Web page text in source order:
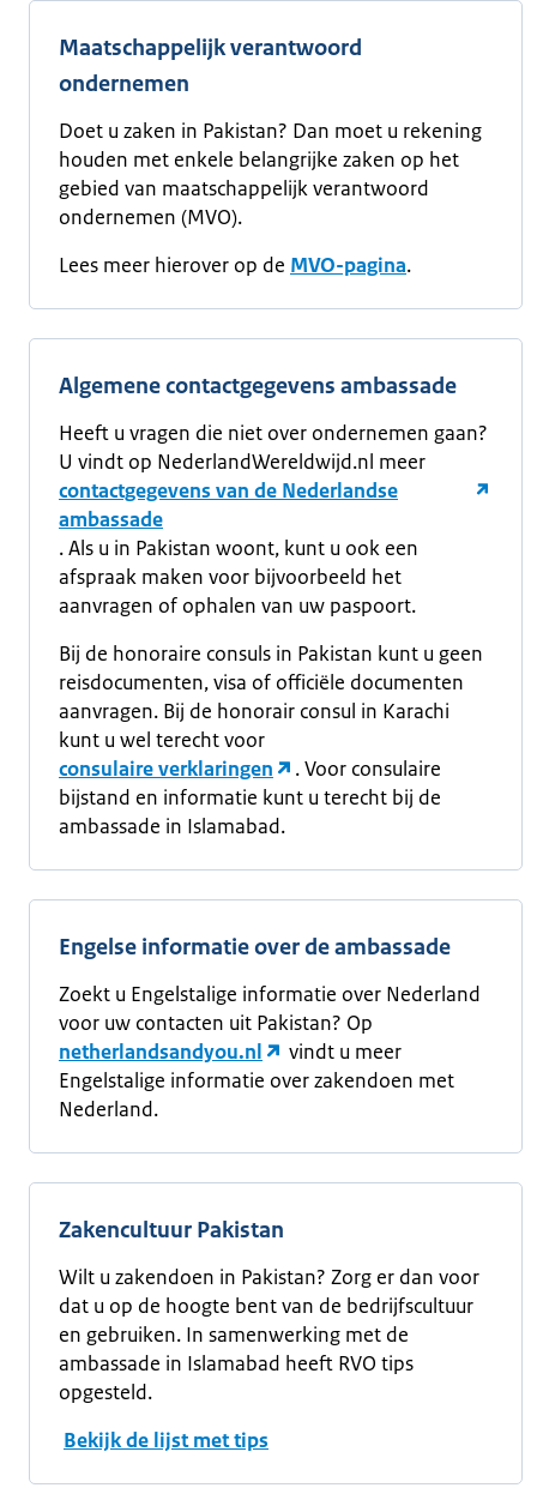
Maatschappelijk verantwoord
ondernemen
Doet u zaken in Pakistan? Dan moet u rekening
houden met enkele belangrijke zaken op het
gebied van maatschappelijk verantwoord
ondernemen (MVO).
Lees meer hierover op de MVO-pagina.
Algemene contactgegevens ambassade
Heeft u vragen die niet over ondernemen gaan?
U vindt op NederlandWereldwijd.nl meer
contactgegevens van de Nederlandse
ambassade
. Als u in Pakistan woont, kunt u ook een
afspraak maken voor bijvoorbeeld het
aanvragen of ophalen van uw paspoort.
Bij de honoraire consuls in Pakistan kunt u geen
reisdocumenten, visa of officiële documenten
aanvragen. Bij de honorair consul in Karachi
kunt u wel terecht voor
consulaire verklaringen
. Voor consulaire
bijstand en informatie kunt u terecht bij de
ambassade in Islamabad.
Engelse informatie over de ambassade
Zoekt u Engelstalige informatie over Nederland
voor uw contacten uit Pakistan? Op
netherlandsandyou.nl
vindt u meer
Engelstalige informatie over zakendoen met
Nederland.
Zakencultuur Pakistan
Wilt u zakendoen in Pakistan? Zorg er dan voor
dat u op de hoogte bent van de bedrijfscultuur
en gebruiken. In samenwerking met de
ambassade in Islamabad heeft RVO tips
opgesteld.
Bekijk de lijst met tips